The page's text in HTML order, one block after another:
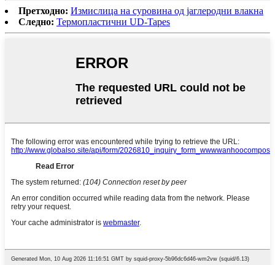
Претходно: Измислица на суровина од јаглеродни влакна
Следно: Термопластични UD-Tapes